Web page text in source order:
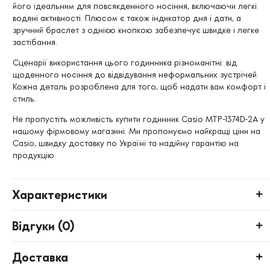
його ідеальним для повсякденного носіння, включаючи легкі
водяні активності. Плюсом є також індикатор дня і дати, а
зручний браслет з однією кнопкою забезпечує швидке і легке
застібання.
Сценарії використання цього годинника різноманітні: від
щоденного носіння до відвідування неформальних зустрічей.
Кожна деталь розроблена для того, щоб надати вам комфорт і
стиль.
Не пропустіть можливість купити годинник Casio MTP-1374D-2A у
нашому фірмовому магазині. Ми пропонуємо найкращі ціни на
Casio, швидку доставку по Україні та надійну гарантію на
продукцію.
Характеристики
Відгуки (0)
Доставка